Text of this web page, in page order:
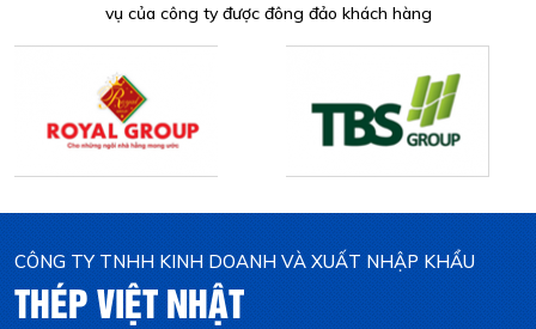
vụ của công ty được đông đảo khách hàng
CÔNG TY TNHH KINH DOANH VÀ XUẤT NHẬP KHẨU
THÉP VIỆT NHẬT